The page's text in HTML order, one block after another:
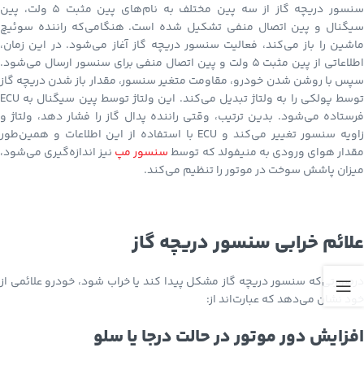
سنسور دریچه گاز از سه پین مختلف به نام‌های پین مثبت 5 ولت، پین
سیگنال و پین اتصال منفی تشکیل شده است. هنگامی‌که راننده سوئیچ
ماشین را باز می‌کند، فعالیت سنسور دریچه گاز آغاز می‌شود. در این زمان،
اطلاعاتی از پین مثبت 5 ولت و پین اتصال منفی برای سنسور ارسال می‌شود.
سپس با روشن شدن خودرو، مقاومت متغیر سنسور، مقدار باز شدن دریچه گاز
توسط پولکی را به ولتاژ تبدیل می‌کند. این ولتاژ توسط پین سیگنال به ECU
فرستاده می‌شود. بدین ترتیب، وقتی راننده پدال گاز را فشار دهد، ولتاژ و
زاویه سنسور تغییر می‌کند و ECU با استفاده از این اطلاعات و همین‌طور
مقدار هوای ورودی به منیفولد که توسطسنسور مپ نیز اندازه‌گیری می‌شود،
میزان پاشش سوخت در موتور را تنظیم می‌کند.
علائم خرابی سنسور دریچه گاز
درصورتی‌که سنسور دریچه گاز مشکل پیدا کند یا خراب شود، خودرو علائمی از
خود نشان می‌دهد که عبارت‌اند از:
افزایش دور موتور در حالت درجا یا سلو